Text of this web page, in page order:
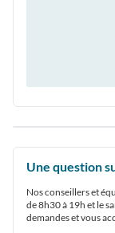
Une question
Nos conseillers et
de 8h30 à 19h et le
demandes et vous